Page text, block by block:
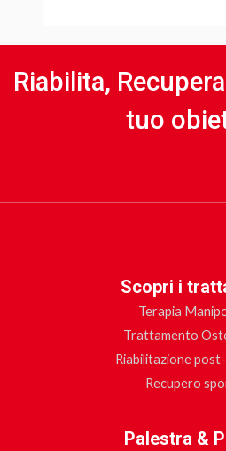
Riabilita,
tuo
Scopri i
Terapia
Trattamento
Riabilitazione
Recupero
Palestra &